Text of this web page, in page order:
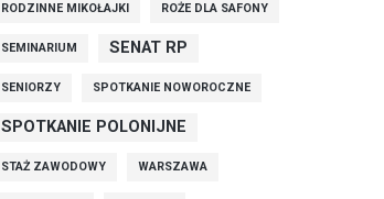
RODZINNE MIKOŁAJKI ROŻE DLA SAFONY
SEMINARIUM SENAT RP
SENIORZY SPOTKANIE NOWOROCZNE
SPOTKANIE POLONIJNE
STAŻ ZAWODOWY WARSZAWA